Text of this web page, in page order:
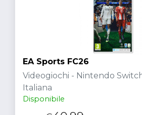
EA Sports FC26
Videogiochi - Nintendo
Italiana
Disponibile